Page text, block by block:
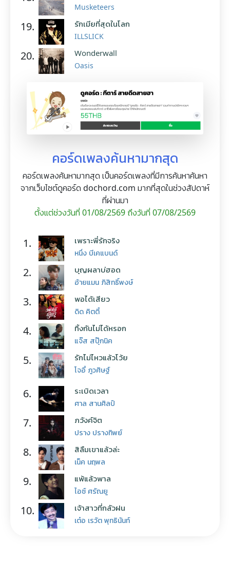
Musketeers
19. รักเมียที่สุดในโลก
ILLSLICK
20. Wonderwall
Oasis
คอร์ดเพลงค้นหามากสุด
คอร์ดเพลงค้นหามากสุด เป็นคอร์ดเพลงที่มีการค้นหาค้นหา
จากเว็บไซต์ดูคอร์ด dochord.com มากที่สุดในช่วงสัปดาห์
ที่ผ่านมา
ตั้งแต่ช่วงวันที่ 01/08/2569 ถึงวันที่ 07/08/2569
1. เพราะพี่รักจริง
หนึ่ง บีเคแบนด์
2. บุญผลาบ่ฮอด
อ้ายแมน ภิสิทธิ์พงษ์
3. พอได้เสียว
ดิด คิตตี้
4. ทิ้งกันไม่ได้หรอก
แจ๊ส สปุ๊กนิค
5. รักไม่ไหวแล้วโว้ย
โจอี้ ภูวศิษฐ์
6. ระเบิดเวลา
ศาล สานศิลป์
7. ภวังค์จิต
ปราง ปรางทิพย์
8. สิลืมเขาแล้วล่ะ
เน็ค นฤพล
9. แพ้แล้วพาล
ไอซ์ ศรัณยู
10. เจ้าสาวที่กลัวฝน
เต๋อ เรวัต พุทธินันท์